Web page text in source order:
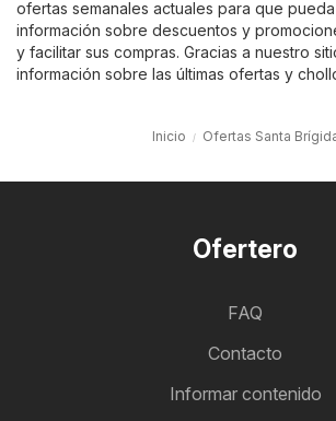
ofertas semanales actuales para que
información sobre descuentos y
y facilitar sus compras. Gracias a nuestro
información sobre las últimas ofertas y
Inicio Ofertas Santa
Ofertero
FAQ
Contacto
Informar contenido